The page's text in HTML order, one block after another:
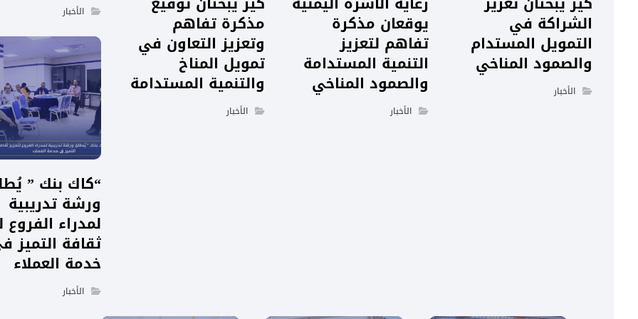
الشراكة في
التمويل المستدام
والصمود المناخي
الأخبار
يوقعان مذكرة
تفاهم لتعزيز
التنمية المستدامة
والصمود المناخي
الأخبار
مذكرة تفاهم
وتعزيز التعاون في
تمويل المناخ
والتنمية المستدامة
الأخبار
الأخبار
“كاك بنك ”
ورشة تدريبية
لمدراء الفروع
ثقافة التميز
خدمة العملاء
الأخبار